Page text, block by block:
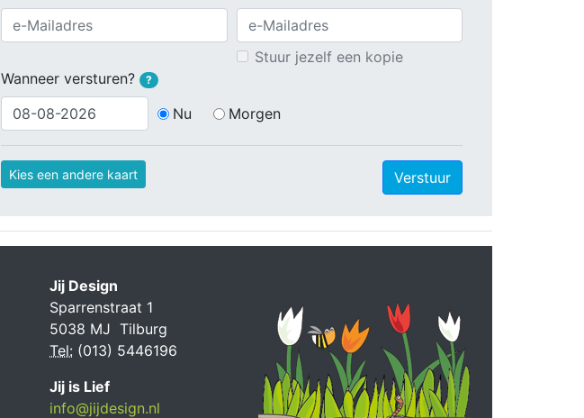
Stuur jezelf een kopie
Wanneer versturen?
?
Nu Morgen
Kies een andere kaart Verstuur
Jij Design
Sparrenstraat 1
5038 MJ Tilburg
Tel: (013) 5446196
Jij is Lief
info@jijdesign.nl